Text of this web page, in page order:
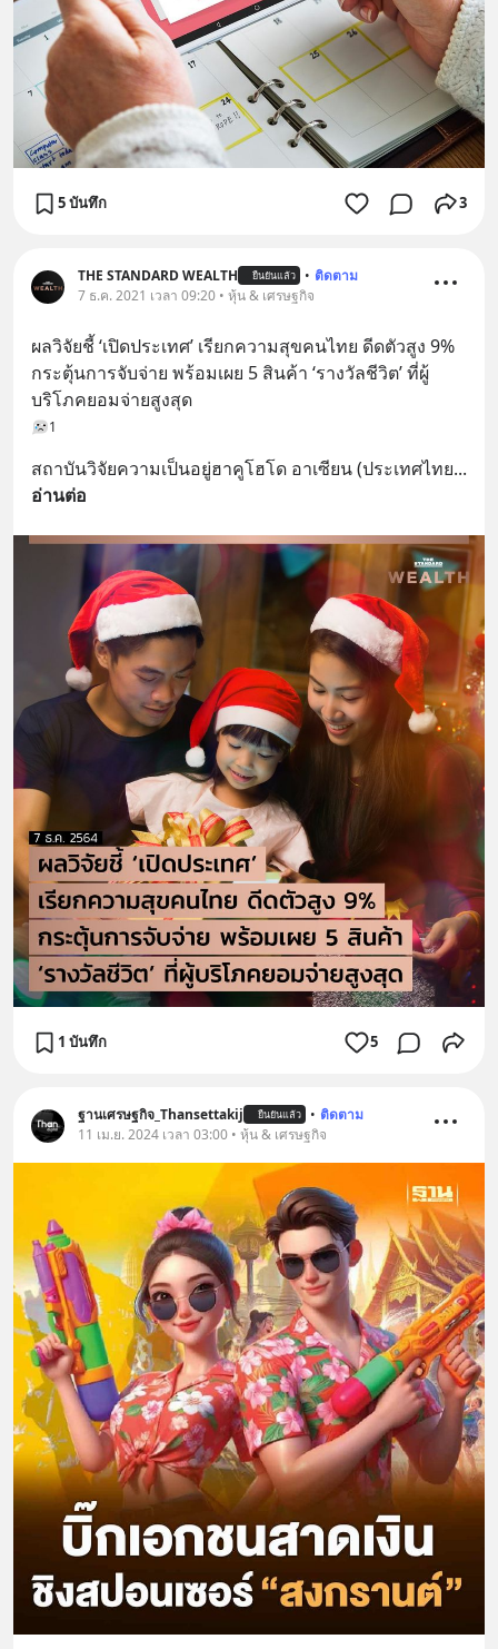
5 บันทึก 3
THE STANDARD WEALTH ยืนยันแล้ว • ติดตาม
7 ธ.ค. 2021 เวลา 09:20 • หุ้น & เศรษฐกิจ
ผลวิจัยชี้ ‘เปิดประเทศ’ เรียกความสุขคนไทย ดีดตัวสูง 9%
กระตุ้นการจับจ่าย พร้อมเผย 5 สินค้า ‘รางวัลชีวิต’ ที่ผู้
บริโภคยอมจ่ายสูงสุด
1
สถาบันวิจัยความเป็นอยู่ฮาคูโฮโด อาเซียน (ประเทศไทย
อ่านต่อ
1 บันทึก 5
ฐานเศรษฐกิจ_Thansettakij ยืนยันแล้ว • ติดตาม
11 เม.ย. 2024 เวลา 03:00 • หุ้น & เศรษฐกิจ